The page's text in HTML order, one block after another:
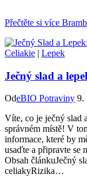
Přečtěte si více
Celiakie | Lepek
Ječný slad a
OdeBIO Potraviny 9.
Víte, co je ⁢ječný ​slad
‍správném místě! V
informace,⁣ které​ by
usaďte a připravte se
Obsah článkuJečný
celiakyRizika…